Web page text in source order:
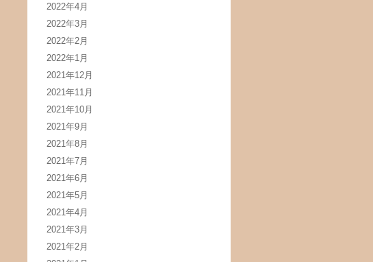
2022年4月
2022年3月
2022年2月
2022年1月
2021年12月
2021年11月
2021年10月
2021年9月
2021年8月
2021年7月
2021年6月
2021年5月
2021年4月
2021年3月
2021年2月